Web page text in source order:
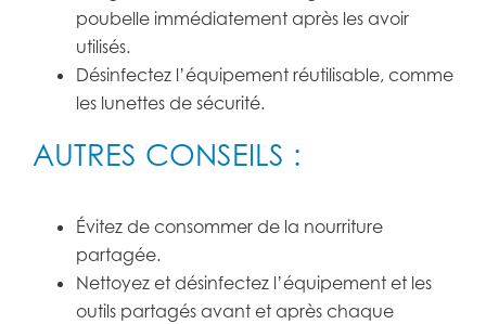
poubelle immédiatement après les avoir
utilisés.
Désinfectez l’équipement réutilisable, comme
les lunettes de sécurité.
AUTRES CONSEILS :
Évitez de consommer de la nourriture
partagée.
Nettoyez et désinfectez l’équipement et les
outils partagés avant et après chaque